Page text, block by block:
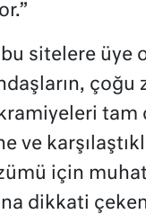
sitelere üye
çoğu
tam
ve
için
dikkati